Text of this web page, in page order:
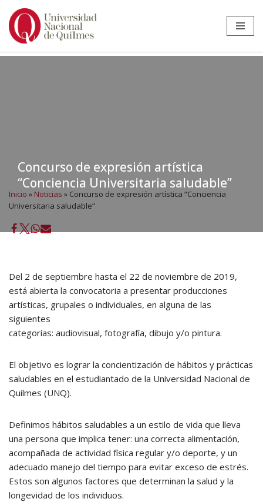
Ir
Concurso de expresión artística
“Conciencia Universitaria saludable”
Inicio » Noticias » Concurso de expresión artística “Conciencia
Universitaria saludable”
Del 2 de septiembre hasta el 22 de noviembre de 2019,
está abierta la convocatoria a presentar producciones
artísticas, grupales o individuales, en alguna de las
siguientes
categorías: audiovisual, fotografía, dibujo y/o pintura.
El objetivo es lograr la concientización de hábitos y prácticas
saludables en el estudiantado de la Universidad Nacional de
Quilmes (UNQ).
Definimos hábitos saludables a un estilo de vida que lleva
una persona que implica tener: una correcta alimentación,
acompañada de actividad física regular y/o deporte, y un
adecuado manejo del tiempo para evitar exceso de estrés.
Estos son algunos factores que determinan la salud y la
longevidad de los individuos.